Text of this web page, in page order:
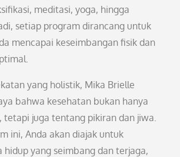
meditasi, yoga, hingga
setiap program dirancang untuk
mencapai keseimbangan fisik dan
yang holistik, Mika Brielle
bahwa kesehatan bukan hanya
juga tentang pikiran dan jiwa.
ini, Anda akan diajak untuk
hidup yang seimbang dan terjaga,